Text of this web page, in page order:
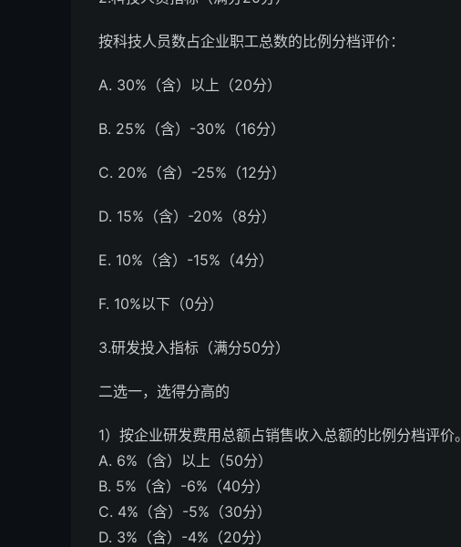
按科技人员数占企业职工总数的比例分档评价：
A. 30%（含）以上（20分）
B. 25%（含）-30%（16分）
C. 20%（含）-25%（12分）
D. 15%（含）-20%（8分）
E. 10%（含）-15%（4分）
F. 10%以下（0分）
3.研发投入指标（满分50分）
二选一，选得分高的
1）按企业研发费用总额占销售收入总额的比例分档评价。
A. 6%（含）以上（50分）
B. 5%（含）-6%（40分）
C. 4%（含）-5%（30分）
D. 3%（含）-4%（20分）